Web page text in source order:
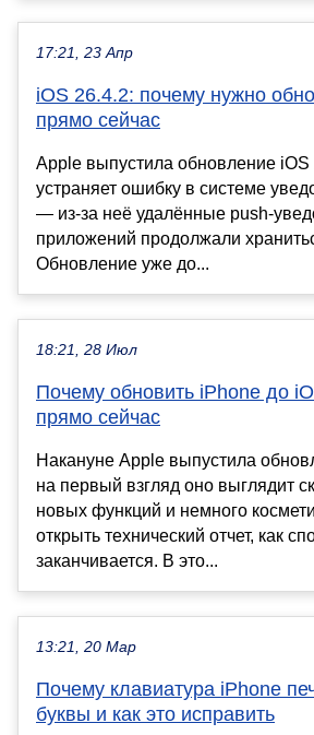
17:21, 23 Апр
iOS 26.4.2: почему нужно
прямо сейчас
Apple выпустила обновление iOS
устраняет ошибку в системе
— из-за неё удалённые push-
приложений продолжали
Обновление уже до...
18:21, 28 Июл
Почему обновить iPhone до
прямо сейчас
Накануне Apple выпустила
на первый взгляд оно выглядит
новых функций и немного
открыть технический отчет, как
заканчивается. В это...
13:21, 20 Мар
Почему клавиатура iPhone
буквы и как это исправить